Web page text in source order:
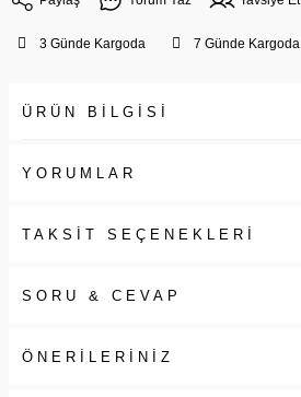
3 Günde Kargoda 7 Günde Kargoda
ÜRÜN BİLGİSİ
YORUMLAR
TAKSİT SEÇENEKLERİ
SORU & CEVAP
ÖNERİLERİNİZ